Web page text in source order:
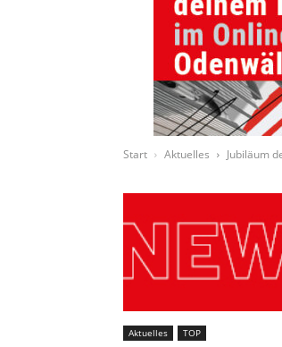
Start Aktuelles Jubiläum
Aktuelles TOP